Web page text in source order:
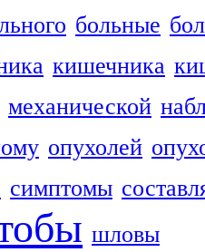
больные
кишечника
механической
опухолей
симптомы
шловы